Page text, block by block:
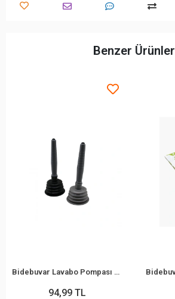
Benzer Ürünler
Bidebuvar Lavabo Pompası - Küçük Boy - Körüklü
94,99 TL